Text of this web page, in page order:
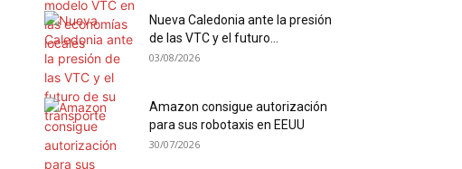
Nueva Caledonia ante la presión
de las VTC y el futuro...
03/08/2026
Amazon consigue autorización
para sus robotaxis en EEUU
30/07/2026